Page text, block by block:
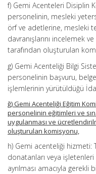
f) Gemi Acenteleri Disiplin
personelinin, mesleki
örf ve adetlerine, mesleki
davranışlarını incelemek
tarafından oluşturulan
g) Gemi Acenteliği Bilgi
personelinin başvuru,
işlemlerinin yürütüldüğü
ğ) Gemi Acenteliği Eğitim
personelinin eğitimleri ve
uygulanması ve
oluşturulan komisyonu,
h) Gemi acenteliği hizmeti:
donatanları veya işletenleri
ayrılması amacıyla gerekli